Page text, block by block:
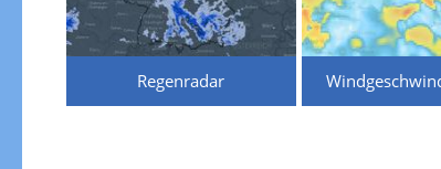
Regenradar